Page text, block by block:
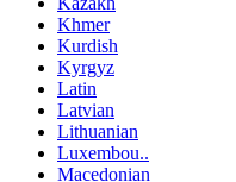
Khmer
Kurdish
Kyrgyz
Latin
Latvian
Lithuanian
Luxembou..
Macedonian